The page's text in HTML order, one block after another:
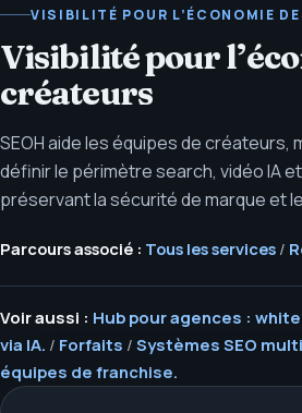
VISIBILITÉ POUR L’ÉCONOMIE
Visibilité pour
créateurs
SEOH aide les équipes de créateurs,
définir le périmètre search, vidéo IA
préservant la sécurité de marque et
Parcours associé : Tous les services /
Voir aussi : Hub pour agences :
via IA. / Forfaits / Systèmes SEO
équipes de franchise.